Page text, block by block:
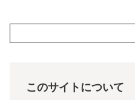
このサイトについて